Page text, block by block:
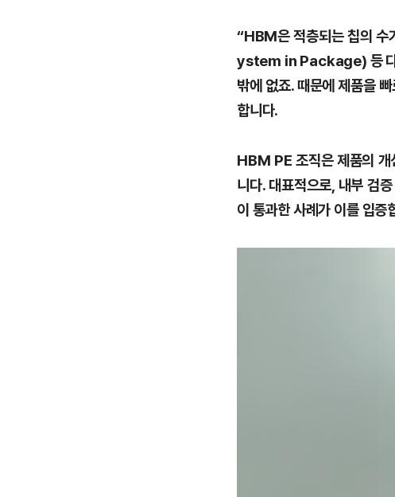
“HBM은 적층되는 칩의 수
ystem in Package) 등 다
밖에 없죠. 때문에 제품을
합니다.
HBM PE 조직은 제품의 개
니다. 대표적으로, 내부 검
이 통과한 사례가 이를 입증